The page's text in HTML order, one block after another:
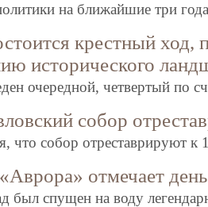
на ближайшие три
крестный ход,
исторического
очередной, четвертый по
собор
что собор отреставрируют
отмечает
был спущен на воду